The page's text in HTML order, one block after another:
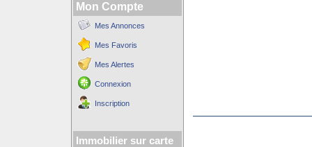
Mon Compte
Mes Annonces
Mes Favoris
Mes Alertes
Connexion
Inscription
Immobilier sur carte